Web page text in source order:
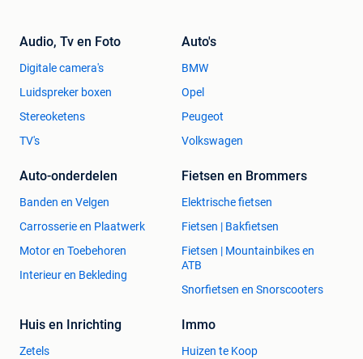
Audio, Tv en Foto
Digitale camera's
Luidspreker boxen
Stereoketens
TV's
Auto's
BMW
Opel
Peugeot
Volkswagen
Auto-onderdelen
Banden en Velgen
Carrosserie en Plaatwerk
Motor en Toebehoren
Interieur en Bekleding
Fietsen en Brommers
Elektrische fietsen
Fietsen | Bakfietsen
Fietsen | Mountainbikes en
ATB
Snorfietsen en Snorscooters
Huis en Inrichting
Zetels
Immo
Huizen te Koop